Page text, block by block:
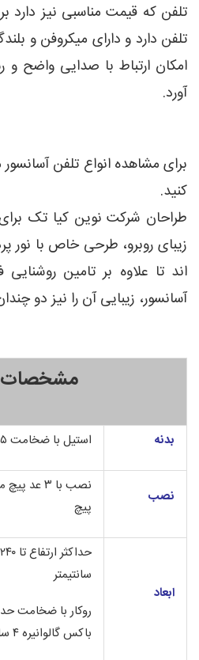
تلفن که قیمت مناسبی نیز دارد
تلفن دارد و دارای میکروفن و
امکان ارتباط با صدایی واضح و
آورد.
برای مشاهده انواع تلفن
کنید.
طراحان شرکت نوین کیا تک
زیبای روبرو، طرحی خاص با نور
اند تا علاوه بر تامین
آسانسور، زیبایی آن را نیز دو
مشخصات
بدنه استیل با ضخامت ۱.۵ میلیمتر
نصب
پیچ
ابعاد
سانتیمتر
باکس گالوانیره ۴ سانتیمتری